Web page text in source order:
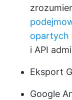
opartych
i API
Eksport
Google